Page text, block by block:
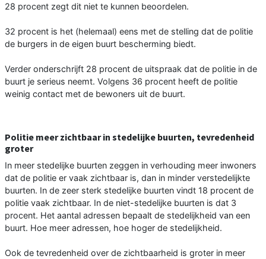
28 procent zegt dit niet te kunnen beoordelen.
32 procent is het (helemaal) eens met de stelling dat de politie
de burgers in de eigen buurt bescherming biedt.
Verder onderschrijft 28 procent de uitspraak dat de politie in de
buurt je serieus neemt. Volgens 36 procent heeft de politie
weinig contact met de bewoners uit de buurt.
Politie meer zichtbaar in stedelijke buurten, tevredenheid
groter
In meer stedelijke buurten zeggen in verhouding meer inwoners
dat de politie er vaak zichtbaar is, dan in minder verstedelijkte
buurten. In de zeer sterk stedelijke buurten vindt 18 procent de
politie vaak zichtbaar. In de niet-stedelijke buurten is dat 3
procent. Het aantal adressen bepaalt de stedelijkheid van een
buurt. Hoe meer adressen, hoe hoger de stedelijkheid.
Ook de tevredenheid over de zichtbaarheid is groter in meer